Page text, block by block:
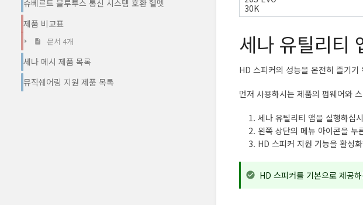
슈베르트 블루투스 통신 시스템 호환 헬멧
제품 비교표
문서 4개
세나 메시 제품 목록
뮤직쉐어링 지원 제품 목록
30K
세나 유틸리티
HD 스피커의 성능을 온전히 즐기
먼저 사용하시는 제품의 펌웨어와
세나 유틸리티 앱을 실행하십
왼쪽 상단의 메뉴 아이콘을 누
HD 스피커 지원 기능을 활성
HD 스피커를 기본으로 제공